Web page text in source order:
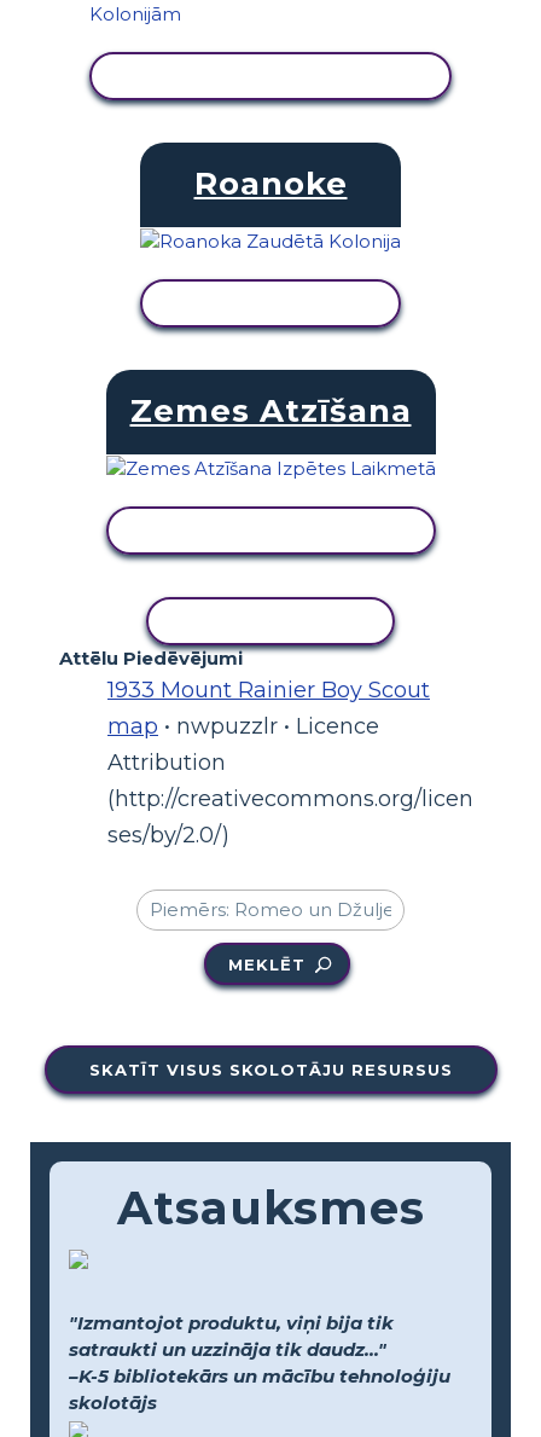
Roanoke
Zemes Atzīšana
Attēlu Piedēvējumi
1933 Mount Rainier Boy Scout
map • nwpuzzlr • Licence
Attribution
(http://creativecommons.org/licen
ses/by/2.0/)
MEKLĒT
SKATĪT VISUS SKOLOTĀJU RESURSUS
Atsauksmes
"Izmantojot produktu, viņi bija tik
satraukti un uzzināja tik daudz..."
–K-5 bibliotekārs un mācību tehnoloģiju
skolotājs